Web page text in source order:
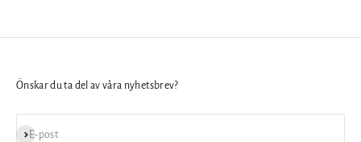
Önskar du ta del av våra nyhetsbrev?
E-post
Prenumerera